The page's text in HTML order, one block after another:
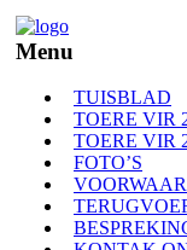
Menu
TUISBLAD
TOERE VIR
TOERE VIR
FOTO’S